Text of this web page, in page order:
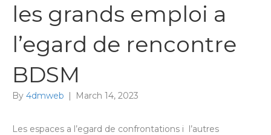
les grands emploi a
l’egard de rencontre
BDSM
By 4dmweb | March 14, 2023
Les espaces a l’egard de confrontations i l’autres